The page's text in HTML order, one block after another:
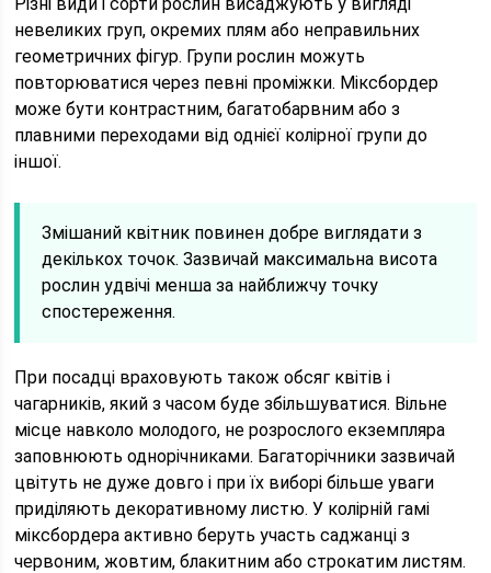
невеликих груп, окремих плям або неправильних
геометричних фігур. Групи рослин можуть
повторюватися через певні проміжки. Міксбордер
може бути контрастним, багатобарвним або з
плавними переходами від однієї колірної групи до
іншої.
Змішаний квітник повинен добре виглядати з
декількох точок. Зазвичай максимальна висота
рослин удвічі менша за найближчу точку
спостереження.
При посадці враховують також обсяг квітів і
чагарників, який з часом буде збільшуватися. Вільне
місце навколо молодого, не розрослого екземпляра
заповнюють однорічниками. Багаторічники зазвичай
цвітуть не дуже довго і при їх виборі більше уваги
приділяють декоративному листю. У колірній гамі
міксбордера активно беруть участь саджанці з
червоним, жовтим, блакитним або строкатим листям.